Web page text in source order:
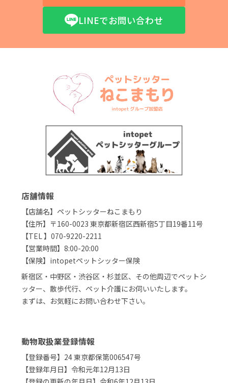
LINEでお問い合わせ
店舗情報
【店舗名】ペットシッターねこまもり
【住所】〒160-0023 東京都新宿区西新宿5丁目19番11号
【TEL 】070-9220-2211
【営業時間】8:00-20:00
【保険】intopetペットシッター保険
新宿区・中野区・渋谷区・杉並区、その他周辺でペットシ
ッター、散歩代行、ペット介護にお伺いいたします。
まずは、お気軽にお問い合わせ下さい。
動物取扱業登録情報
【登録番号】24 東京都保第006547号
【登録年月日】令和元年12月13日